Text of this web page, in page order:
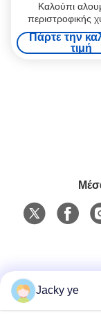
Καλούπι
περιστροφικής
βαθμού
περιφερειακή
Πάρτε την
τιμή
Jacky ye